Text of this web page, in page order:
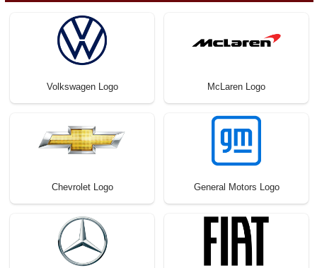
Volkswagen Logo McLaren Logo
Chevrolet Logo General Motors Logo